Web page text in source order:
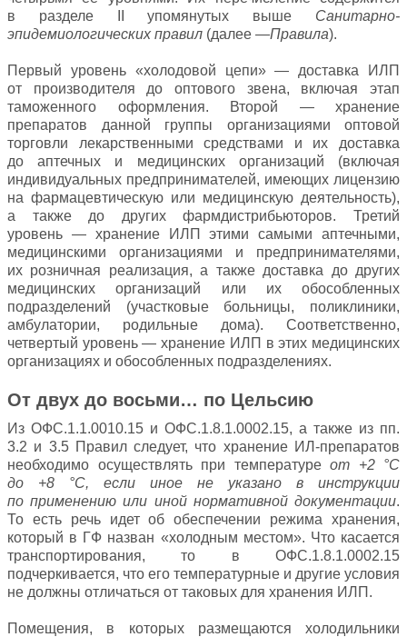
в разделе II упомянутых выше Санитарно-
эпидемиологических правил (далее —Правила).
Первый уровень «холодовой цепи» — доставка ИЛП
от производителя до оптового звена, включая этап
таможенного оформления. Второй — хранение
препаратов данной группы организациями оптовой
торговли лекарственными средствами и их доставка
до аптечных и медицинских организаций (включая
индивидуальных предпринимателей, имеющих лицензию
на фармацевтическую или медицинскую деятельность),
а также до других фармдистрибьюторов. Третий
уровень — хранение ИЛП этими самыми аптечными,
медицинскими организациями и предпринимателями,
их розничная реализация, а также доставка до других
медицинских организаций или их обособленных
подразделений (участковые больницы, поликлиники,
амбулатории, родильные дома). Соответственно,
четвертый уровень — хранение ИЛП в этих медицинских
организациях и обособленных подразделениях.
От двух до восьми… по Цельсию
Из ОФС.1.1.0010.15 и ОФС.1.8.1.0002.15, а также из пп.
3.2 и 3.5 Правил следует, что хранение ИЛ-препаратов
необходимо осуществлять при температуре от +2 °C
до +8 °C, если иное не указано в инструкции
по применению или иной нормативной документации.
То есть речь идет об обеспечении режима хранения,
который в ГФ назван «холодным местом». Что касается
транспортирования, то в ОФС.1.8.1.0002.15
подчеркивается, что его температурные и другие условия
не должны отличаться от таковых для хранения ИЛП.
Помещения, в которых размещаются холодильники